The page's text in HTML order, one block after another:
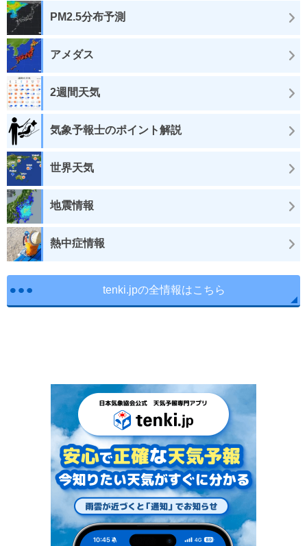
PM2.5分布予測
アメダス
2週間天気
気象予報士のポイント解説
世界天気
地震情報
熱中症情報
tenki.jpの全情報はこちら